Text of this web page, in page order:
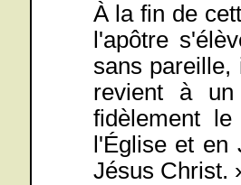
À la fin de
l'apôtre
sans pareille,
revient à
fidèlement
l'Église et
Jésus Christ.